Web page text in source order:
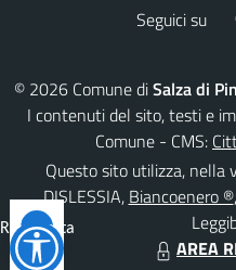
Seguici su
© 2026 Comune diSalza di
I contenuti del sito, testi e
Comune - CMS:
Questo sito utilizza, nella
DISLESSIA, Biancoenero ®
AREA
Reimposta
tutto